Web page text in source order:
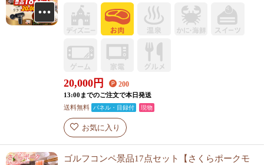
A3パネル・目録付き<送料無料>
20,000 円 200
13:00までのご注文で本日発送
送料無料
パネル・目録付 現物
お気に入り
ゴルフコンペ景品17点セット【さくらポークモ